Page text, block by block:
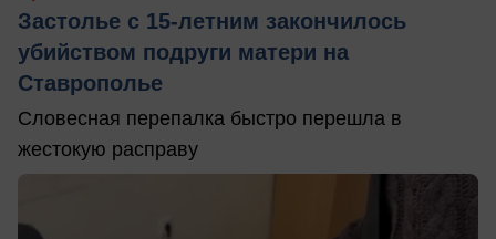
Застолье с 15-летним закончилось
убийством подруги матери на
Ставрополье
Словесная перепалка быстро перешла в
жестокую расправу